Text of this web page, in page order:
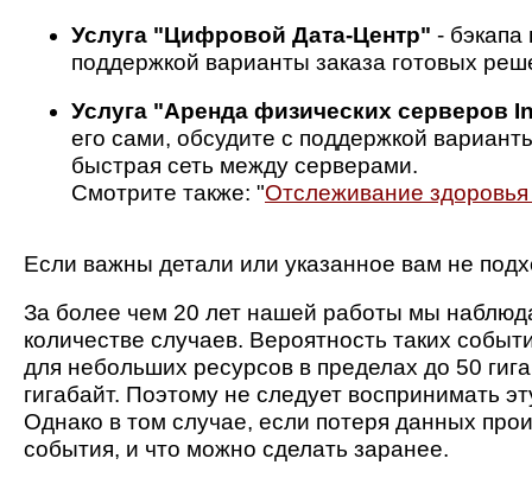
Услуга "Цифровой Дата-Центр" -
поддержкой варианты заказа готовых
Услуга "Аренда физических серверов
его сами, обсудите с поддержкой
быстрая сеть между серверами.
Смотрите также: "Отслеживание
Если важны детали или указанное вам не
За более чем 20 лет нашей работы мы
количестве случаев. Вероятность таких
для небольших ресурсов в пределах до 50
гигабайт. Поэтому не следует воспринимать
Однако в том случае, если потеря данных
события, и что можно сделать заранее.